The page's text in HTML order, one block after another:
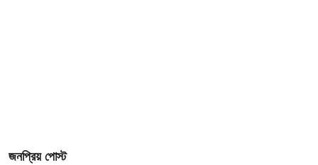
জনপ্রিয় পোস্ট